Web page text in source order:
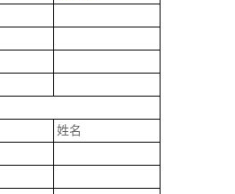
姓名